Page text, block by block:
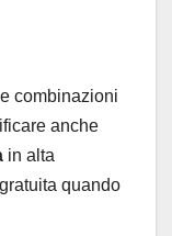
combinazioni
anche
in alta
quando